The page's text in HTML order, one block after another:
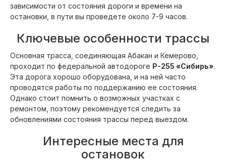
зависимости от состояния дороги и времени на
остановки, в пути вы проведете около 7-9 часов.
Ключевые особенности трассы
Основная трасса, соединяющая Абакан и Кемерово,
проходит по федеральной автодороге Р-255 «Сибирь».
Эта дорога хорошо оборудована, и на ней часто
проводятся работы по поддержанию ее состояния.
Однако стоит помнить о возможных участках с
ремонтом, поэтому рекомендуется следить за
обновлениями состояния трассы перед выездом.
Интересные места для
остановок